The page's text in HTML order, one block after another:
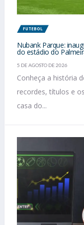
FUTEBOL
Nubank Parque:
do estádio do
5 DE AGOSTO DE 2026
Conheça a história
recordes, títulos e
casa do...